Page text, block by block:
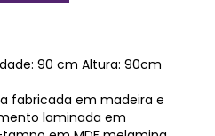
90 cm Altura: 90cm
fabricada em madeira e
laminada em